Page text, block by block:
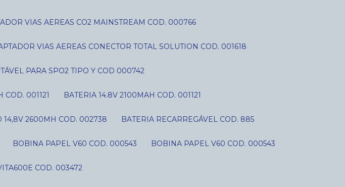
VIAS AEREAS CO2 MAINSTREAM COD. 000766
VIAS AEREAS CONECTOR TOTAL SOLUTION COD. 001618
PARA SPO2 TIPO Y COD 000742
COD. 001121 BATERIA 14.8V 2100MAH COD. 001121
14,8V 2600MH COD. 002738 BATERIA RECARREGÁVEL COD. 885
BOBINA PAPEL V60 COD. 000543 BOBINA PAPEL V60 COD. 000543
COD. 003472